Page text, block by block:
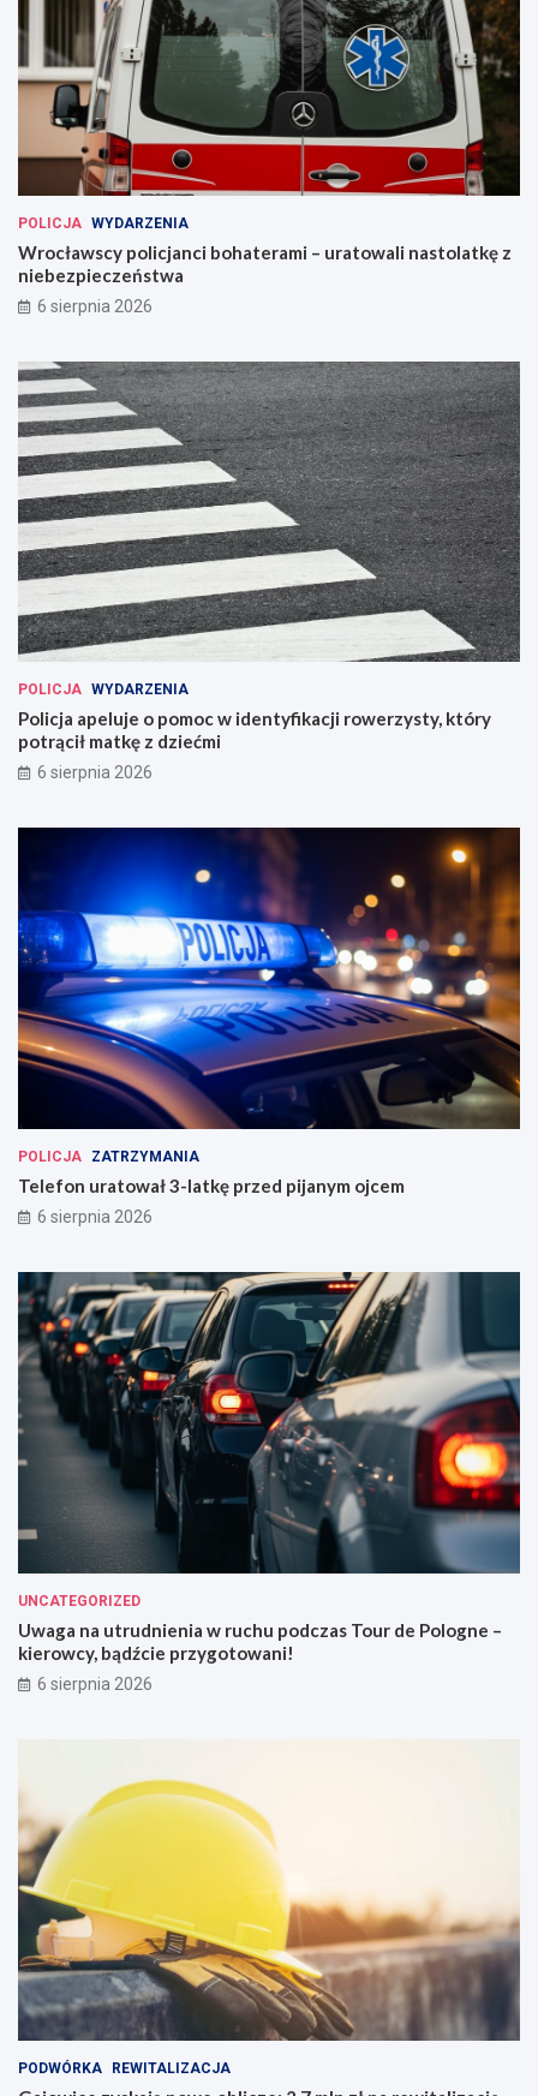
POLICJA WYDARZENIA
Wrocławscy policjanci bohaterami – uratowali nastolatkę z
niebezpieczeństwa
6 sierpnia 2026
POLICJA WYDARZENIA
Policja apeluje o pomoc w identyfikacji rowerzysty, który
potrącił matkę z dziećmi
6 sierpnia 2026
POLICJA ZATRZYMANIA
Telefon uratował 3-latkę przed pijanym ojcem
6 sierpnia 2026
UNCATEGORIZED
Uwaga na utrudnienia w ruchu podczas Tour de Pologne –
kierowcy, bądźcie przygotowani!
6 sierpnia 2026
PODWÓRKA REWITALIZACJA